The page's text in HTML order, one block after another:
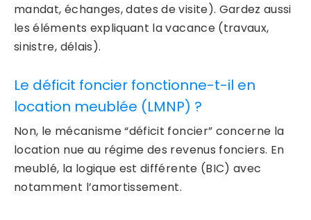
mandat, échanges, dates de visite). Gardez aussi
les éléments expliquant la vacance (travaux,
sinistre, délais).
Le déficit foncier fonctionne-t-il en
location meublée (LMNP) ?
Non, le mécanisme “déficit foncier” concerne la
location nue au régime des revenus fonciers. En
meublé, la logique est différente (BIC) avec
notamment l’amortissement.